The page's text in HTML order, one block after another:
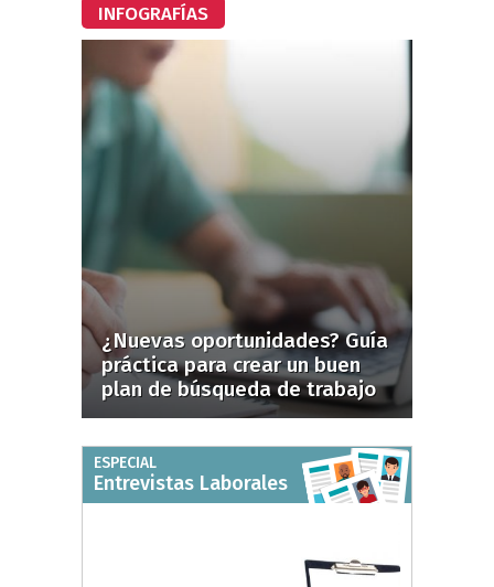
INFOGRAFÍAS
¿Nuevas oportunidades? Guía
práctica para crear un buen
plan de búsqueda de trabajo
ESPECIAL
Entrevistas Laborales